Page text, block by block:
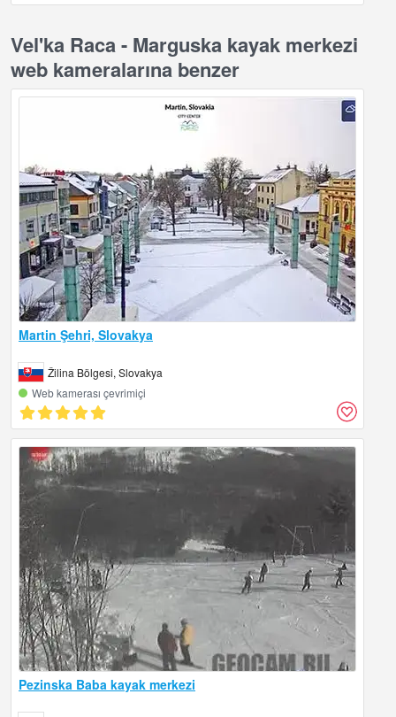
Vel'ka Raca - Marguska kayak merkezi
web kameralarına benzer
Martin Şehri, Slovakya
Žilina Bölgesi, Slovakya
Web kamerası çevrimiçi
Pezinska Baba kayak merkezi